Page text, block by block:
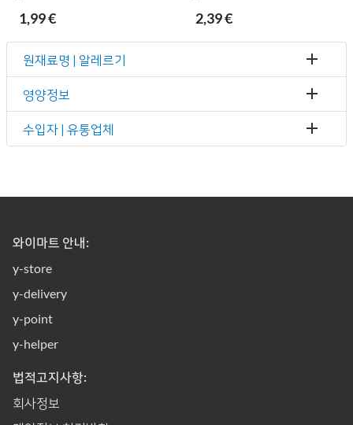
1,99 € 2,39 €
원재료명 | 알레르기
영양정보
수입자 | 유통업체
와이마트 안내:
y-store
y-delivery
y-point
y-helper
법적고지사항:
회사정보